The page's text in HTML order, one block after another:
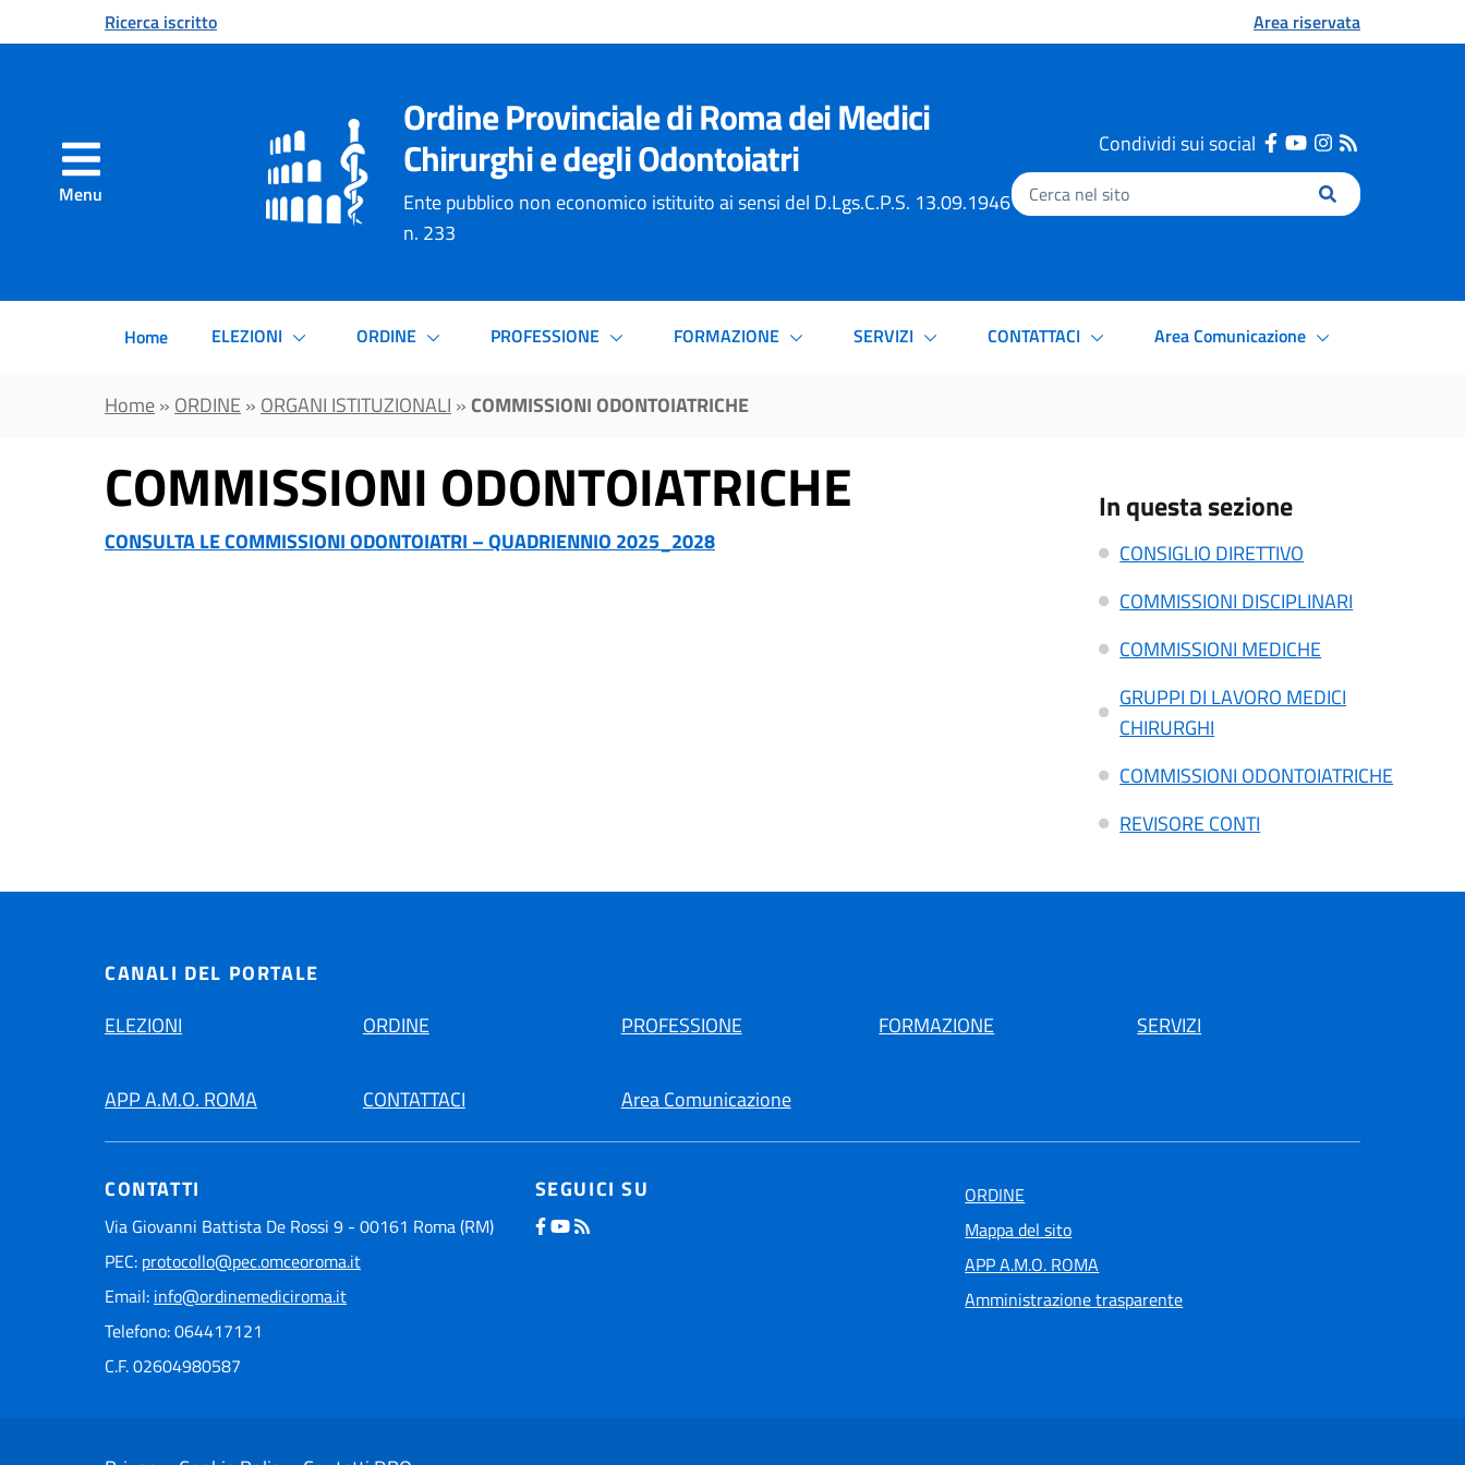
al contenuto principale
Ricerca iscritto Area riservata
Menu
Ordine Provinciale di Roma dei Medici
Chirurghi e degli Odontoiatri
Ente pubblico non economico istituito ai sensi del D.Lgs.C.P.S. 13.09.1946
n. 233
Condividi sui social
Inserisci
il
Home
ELEZIONI ORDINE PROFESSIONE FORMAZIONE SERVIZI CONTATTACI Area Comunicazione
Home» ORDINE » ORGANI ISTITUZIONALI » COMMISSIONI ODONTOIATRICHE
COMMISSIONI ODONTOIATRICHE
CONSULTA LE COMMISSIONI ODONTOIATRI – QUADRIENNIO 2025_2028
In questa sezione
CONSIGLIO DIRETTIVO
COMMISSIONI DISCIPLINARI
COMMISSIONI MEDICHE
GRUPPI DI LAVORO MEDICI
CHIRURGHI
COMMISSIONI ODONTOIATRICHE
REVISORE CONTI
CANALI DEL PORTALE
ELEZIONI
ORDINE PROFESSIONE FORMAZIONE SERVIZI
APP A.M.O. ROMA CONTATTACI Area Comunicazione
CONTATTI
Via Giovanni Battista De Rossi 9 - 00161 Roma (RM)
PEC: protocollo@pec.omceoroma.it
Email: info@ordinemediciroma.it
Telefono: 064417121
C.F. 02604980587
SEGUICI SU
ORDINE
Mappa del sito
APP A.M.O. ROMA
Amministrazione trasparente